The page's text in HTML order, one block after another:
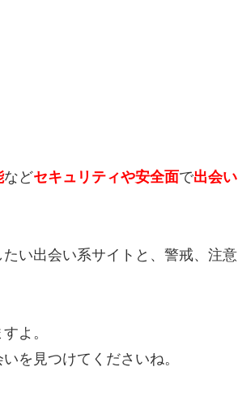
などセキュリティや安全面で出会い
い出会い系サイトと、警戒、注意
よ。
を見つけてくださいね。